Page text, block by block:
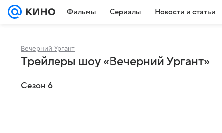
Фильмы Сериалы Новости и статьи
Вечерний Ургант
Трейлеры шоу «Вечерний Ургант»
Сезон 6